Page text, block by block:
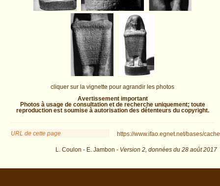
cliquer sur la vignette pour agrandir les photos
Avertissement important
Photos à usage de consultation et de recherche uniquement; toute
reproduction est soumise à autorisation des détenteurs du copyright.
URL de cette page https://www.ifao.egnet.net/bases/
L. Coulon - E. Jambon - Version 2, données du 28 août 2017